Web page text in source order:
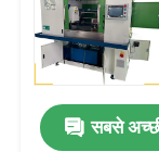
हमारे बारे में
कारखाने का दौरा
सबसे